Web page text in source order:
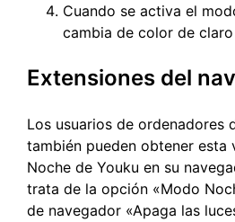
Cuando se activa el
cambia de color de
Extensiones del
Los usuarios de ordenadores
también pueden obtener esta
Noche de Youku en su
trata de la opción «Modo
de navegador «Apaga las